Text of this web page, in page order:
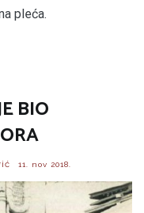
pleća.
BIO
11. nov 2018.